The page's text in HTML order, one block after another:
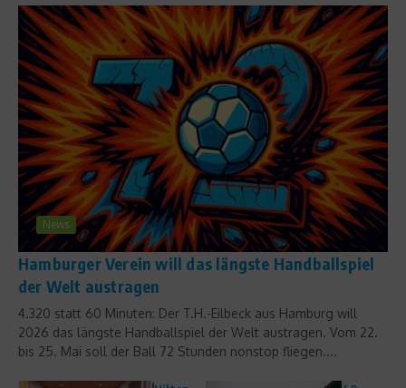
News
Hamburger Verein will das längste Handballspiel
der Welt austragen
4.320 statt 60 Minuten: Der T.H.-Eilbeck aus Hamburg will
2026 das längste Handballspiel der Welt austragen. Vom 22.
bis 25. Mai soll der Ball 72 Stunden nonstop fliegen....